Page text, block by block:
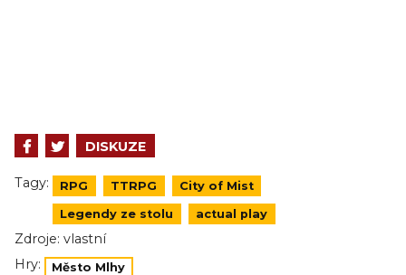
DISKUZE
Tagy: RPG TTRPG City of Mist
Legendy ze stolu actual play
Zdroje: vlastní
Hry:
Město Mlhy